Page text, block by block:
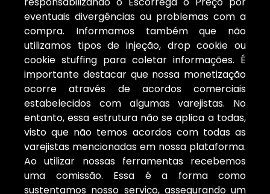
eventuais divergências ou problemas com a
compra. Informamos também que não
utilizamos tipos de injeção, drop cookie ou
cookie stuffing para coletar informações. É
importante destacar que nossa monetização
ocorre através de acordos comerciais
estabelecidos com algumas varejistas. No
entanto, essa estrutura não se aplica a todas,
visto que não temos acordos com todas as
varejistas mencionadas em nossa plataforma.
Ao utilizar nossas ferramentas recebemos
uma comissão. Essa é a forma como
sustentamos nosso serviço, assegurando um